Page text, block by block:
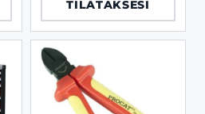
TILATAKSESI